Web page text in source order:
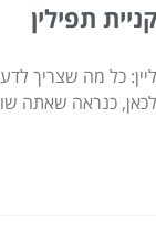
תפילין
כל מה שצריך
כנראה שאתה